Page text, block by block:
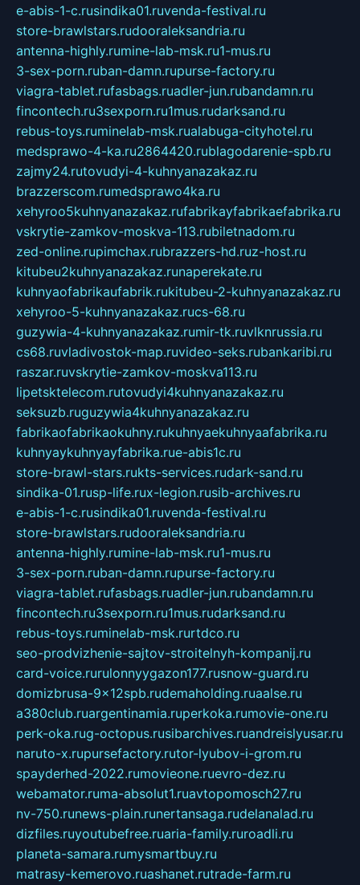
e-abis-1-c.rusindika01.ruvenda-festival.ru
store-brawlstars.rudooraleksandria.ru
antenna-highly.rumine-lab-msk.ru1-mus.ru
3-sex-porn.ruban-damn.rupurse-factory.ru
viagra-tablet.rufasbags.ruadler-jun.rubandamn.ru
fincontech.ru3sexporn.ru1mus.rudarksand.ru
rebus-toys.ruminelab-msk.rualabuga-cityhotel.ru
medsprawo-4-ka.ru2864420.rublagodarenie-spb.ru
zajmy24.rutovudyi-4-kuhnyanazakaz.ru
brazzerscom.rumedsprawo4ka.ru
xehyroo5kuhnyanazakaz.rufabrikayfabrikaefabrika.ru
vskrytie-zamkov-moskva-113.rubiletnadom.ru
zed-online.rupimchax.rubrazzers-hd.ruz-host.ru
kitubeu2kuhnyanazakaz.runaperekate.ru
kuhnyaofabrikaufabrik.rukitubeu-2-kuhnyanazakaz.ru
xehyroo-5-kuhnyanazakaz.rucs-68.ru
guzywia-4-kuhnyanazakaz.rumir-tk.ruvlknrussia.ru
cs68.ruvladivostok-map.ruvideo-seks.rubankaribi.ru
raszar.ruvskrytie-zamkov-moskva113.ru
lipetsktelecom.rutovudyi4kuhnyanazakaz.ru
seksuzb.ruguzywia4kuhnyanazakaz.ru
fabrikaofabrikaokuhny.rukuhnyaekuhnyaafabrika.ru
kuhnyaykuhnyayfabrika.rue-abis1c.ru
store-brawl-stars.rukts-services.rudark-sand.ru
sindika-01.rusp-life.rux-legion.rusib-archives.ru
e-abis-1-c.rusindika01.ruvenda-festival.ru
store-brawlstars.rudooraleksandria.ru
antenna-highly.rumine-lab-msk.ru1-mus.ru
3-sex-porn.ruban-damn.rupurse-factory.ru
viagra-tablet.rufasbags.ruadler-jun.rubandamn.ru
fincontech.ru3sexporn.ru1mus.rudarksand.ru
rebus-toys.ruminelab-msk.rurtdco.ru
seo-prodvizhenie-sajtov-stroitelnyh-kompanij.ru
card-voice.rurulonnyygazon177.rusnow-guard.ru
domizbrusa-9x12spb.rudemaholding.ruaalse.ru
a380club.ruargentinamia.ruperkoka.rumovie-one.ru
perk-oka.rug-octopus.rusibarchives.ruandreislyusar.ru
naruto-x.rupursefactory.rutor-lyubov-i-grom.ru
spayderhed-2022.rumovieone.ruevro-dez.ru
webamator.ruma-absolut1.ruavtopomosch27.ru
nv-750.runews-plain.runertansaga.rudelanalad.ru
dizfiles.ruyoutubefree.ruaria-family.ruroadli.ru
planeta-samara.rumysmartbuy.ru
matrasy-kemerovo.ruashanet.rutrade-farm.ru